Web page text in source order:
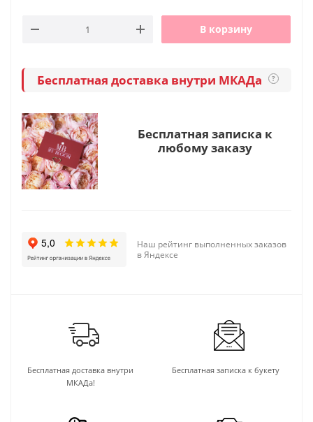
В корзину
Бесплатная доставка внутри МКАДа ?
Бесплатная записка к
любому заказу
Наш рейтинг выполненных заказов
в Яндексе
Бесплатная доставка внутри
МКАДа!
Бесплатная записка к букету